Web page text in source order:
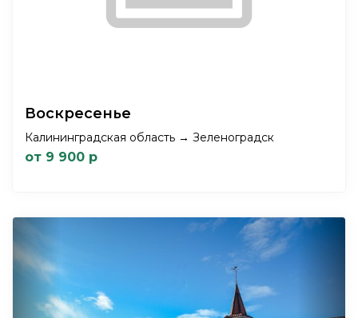
Воскресенье
Калининградская область → Зеленоградск
от 9 900 р